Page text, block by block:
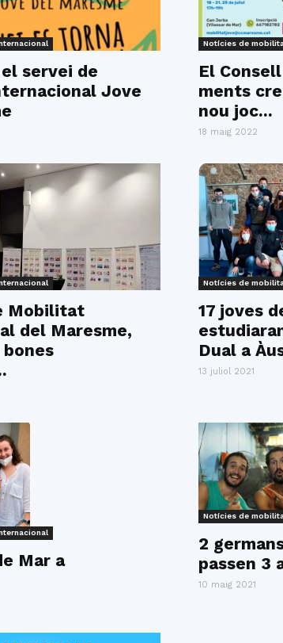
servei de
Jove
Notícies de
El
ments
nou joc...
18 maig 2022
Mobilitat
del Maresme,
Notícies de
17 joves
Dual a
13 juliol 2021
Mar a
Notícies de
2
passen 3
10 maig 2021